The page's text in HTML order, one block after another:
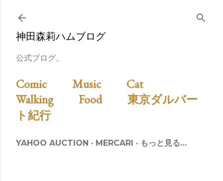
スキップしてメイン コンテンツに移動
神田森莉ハムブログ
公式ブログ。
Comic Music
Cat
Walking
Food
東京ダルバー
ト紀行
YAHOO AUCTION MERCARI もっと見る…